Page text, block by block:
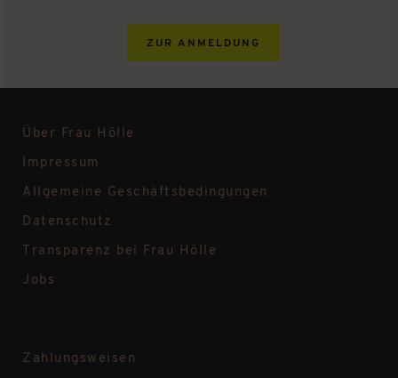
ZUR ANMELDUNG
Über Frau Hölle
Impressum
Allgemeine Geschäftsbedingungen
Datenschutz
Transparenz bei Frau Hölle
Jobs
Zahlungsweisen